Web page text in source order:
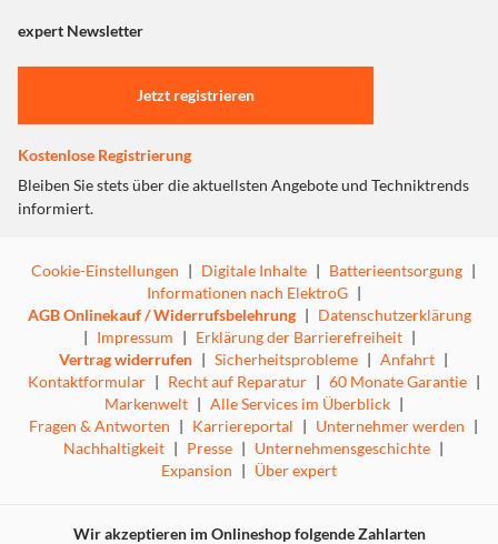
Zubehör wie Ladegeräte, Wallets, Autohalterungen oder
schnelles Anbringen und Wechseln von kompatiblem
Zubehör, ohne die Hülle entfernen zu müssen.
"Marketing".
Einstellungen anpassen
expert Newsletter
Jetzt registrieren
Kostenlose Registrierung
Bleiben Sie stets über die aktuellsten Angebote und Techniktrends
informiert.
Cookie-Einstellungen | Digitale Inhalte | Batterieentsorgung |
Informationen nach ElektroG |
AGB Onlinekauf / Widerrufsbelehrung | Datenschutzerklärung
| Impressum | Erklärung der Barrierefreiheit |
Vertrag widerrufen | Sicherheitsprobleme | Anfahrt |
Kontaktformular | Recht auf Reparatur | 60 Monate Garantie |
Markenwelt | Alle Services im Überblick |
Fragen & Antworten | Karriereportal | Unternehmer werden |
Nachhaltigkeit | Presse | Unternehmensgeschichte |
Expansion | Über expert
Wir akzeptieren im Onlineshop folgende Zahlarten